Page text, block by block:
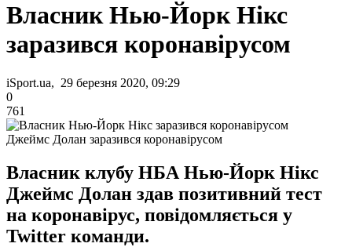
Власник Нью-Йорк Нікс
заразився коронавірусом
iSport.ua, 29 березня 2020, 09:29
0
761
Джеймс Долан заразився коронавірусом
Власник клубу НБА Нью-Йорк Нікс
Джеймс Долан здав позитивний тест
на коронавірус, повідомляється у
Twitter команди.